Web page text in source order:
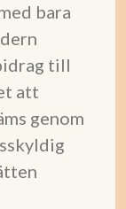
bara
till
att
genom